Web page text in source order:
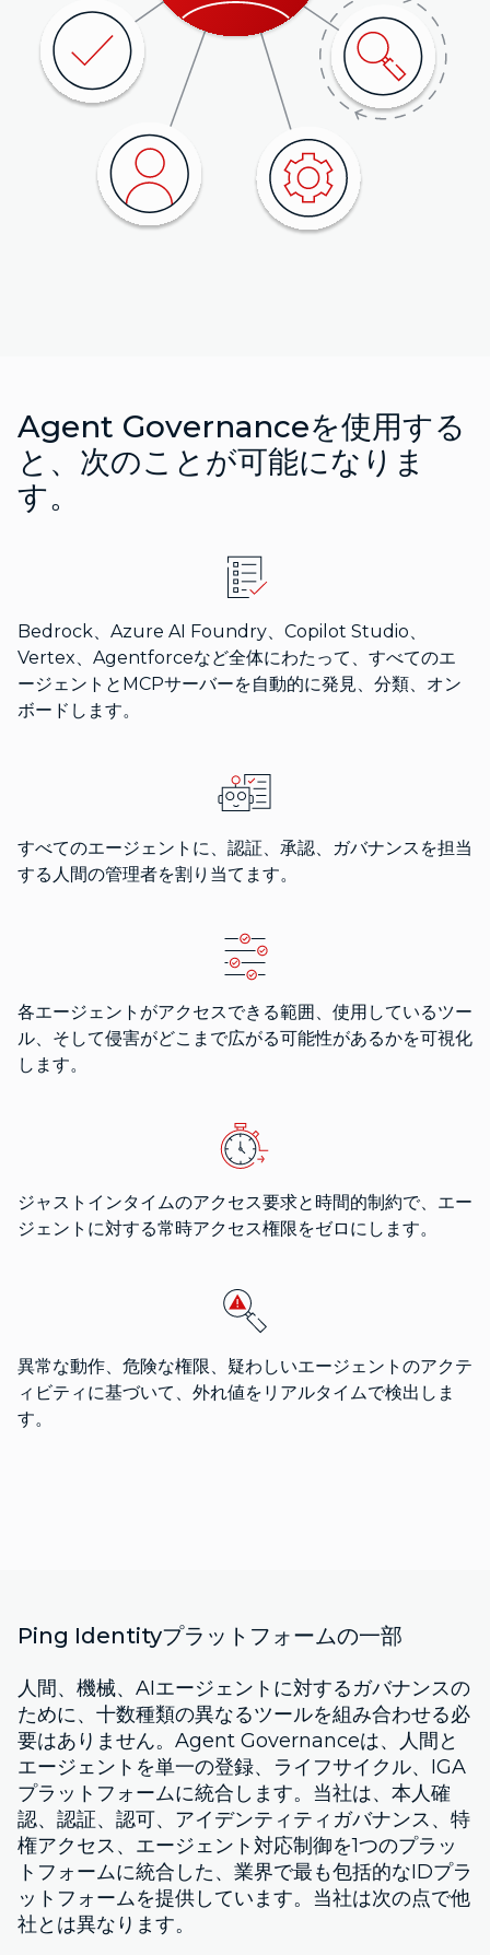
Agent Governanceを使用する
と、次のことが可能になりま
す。
Bedrock、Azure AI Foundry、Copilot Studio、
Vertex、Agentforceなど全体にわたって、すべてのエ
ージェントとMCPサーバーを自動的に発見、分類、オン
ボードします。
すべてのエージェントに、認証、承認、ガバナンスを担当
する人間の管理者を割り当てます。
各エージェントがアクセスできる範囲、使用しているツー
ル、そして侵害がどこまで広がる可能性があるかを可視化
します。
ジャストインタイムのアクセス要求と時間的制約で、エー
ジェントに対する常時アクセス権限をゼロにします。
異常な動作、危険な権限、疑わしいエージェントのアクテ
ィビティに基づいて、外れ値をリアルタイムで検出しま
す。
Ping Identityプラットフォームの一部
人間、機械、AIエージェントに対するガバナンスの
ために、十数種類の異なるツールを組み合わせる必
要はありません。Agent Governanceは、人間と
エージェントを単一の登録、ライフサイクル、IGA
プラットフォームに統合します。当社は、本人確
認、認証、認可、アイデンティティガバナンス、特
権アクセス、エージェント対応制御を1つのプラッ
トフォームに統合した、業界で最も包括的なIDプラ
ットフォームを提供しています。当社は次の点で他
社とは異なります。